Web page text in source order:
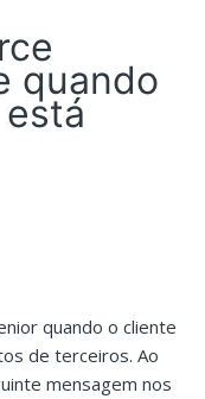
quando
quando o cliente
de terceiros. Ao
mensagem nos